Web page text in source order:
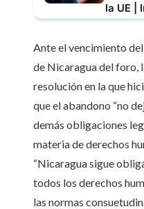
la UE |
Ante el vencimiento
de Nicaragua del foro,
resolución en la que
que el abandono “no
demás obligaciones
materia de derechos
“Nicaragua sigue
todos los derechos
las normas